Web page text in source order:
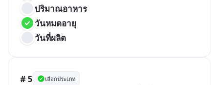
ปริมาณอาหาร
วันหมดอายุ
วันที่ผลิต
# 5 เลือกประเภท